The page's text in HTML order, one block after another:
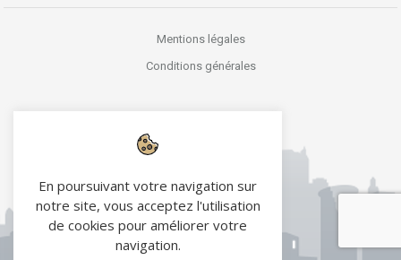
Mentions légales
Conditions générales
En poursuivant votre navigation sur
notre site, vous acceptez l'utilisation
de cookies pour améliorer votre
navigation.